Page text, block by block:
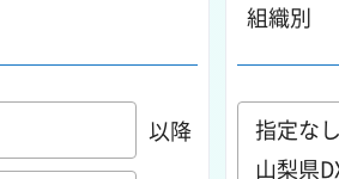
以降
組織別